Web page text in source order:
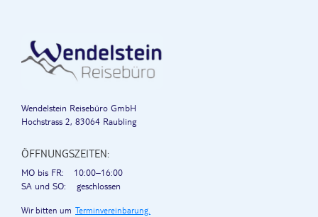
Wendelstein Reisebüro GmbH
Hochstrass 2, 83064 Raubling
ÖFFNUNGSZEITEN:
MO bis FR:
10:00–16:00
SA und SO:
geschlossen
Wir bitten um Terminvereinbarung.